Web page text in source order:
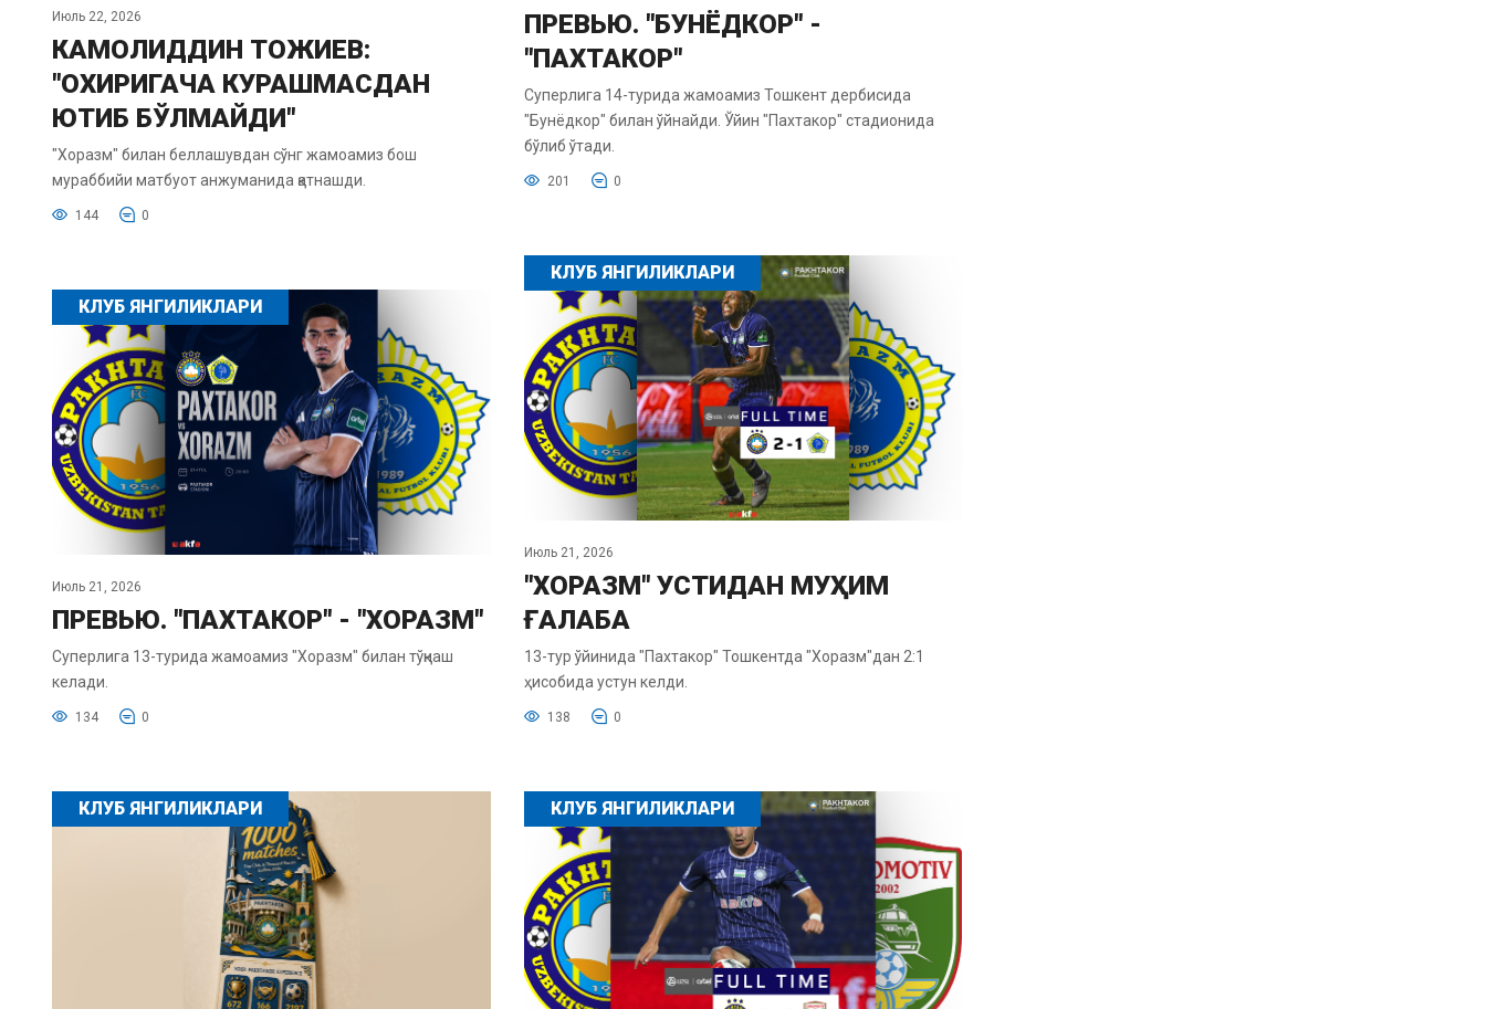
ПРЕВЬЮ. "БУНЁДКОР" -
"ПАХТАКОР"
Суперлига 14-турида жамоамиз Тошкент дербисида
"Бунёдкор" билан ўйнайди. Ўйин "Пахтакор" стадионида
бўлиб ўтади.
201 0
Июль 22, 2026
КАМОЛИДДИН ТОЖИЕВ:
"ОХИРИГАЧА КУРАШМАСДАН
ЮТИБ БЎЛМАЙДИ"
"Хоразм" билан беллашувдан сўнг жамоамиз бош
мураббийи матбуот анжуманида қатнашди.
144 0
КЛУБ ЯНГИЛИКЛАРИ
Июль 21, 2026
"ХОРАЗМ" УСТИДАН МУҲИМ
ҒАЛАБА
13-тур ўйинида "Пахтакор" Тошкентда "Хоразм"дан 2:1
ҳисобида устун келди.
138 0
КЛУБ ЯНГИЛИКЛАРИ
Июль 21, 2026
ПРЕВЬЮ. "ПАХТАКОР" - "ХОРАЗМ"
Суперлига 13-турида жамоамиз "Хоразм" билан тўқнаш
келади.
134 0
КЛУБ ЯНГИЛИКЛАРИ КЛУБ ЯНГИЛИКЛАРИ